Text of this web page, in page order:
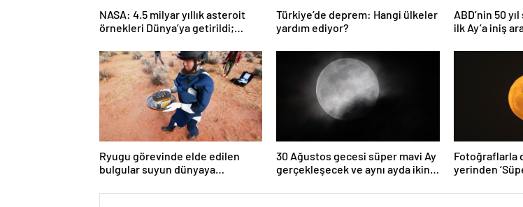
NASA: 4.5 milyar yıllık asteroit
örnekleri Dünya’ya getirildi;
tutabilir
Türkiye’de deprem: Hangi ülkeler
yardım ediyor?
ABD’nin 50
ilk Ay’a iniş
düştü
Ryugu görevinde elde edilen
bulgular suyun dünyaya
olabileceğini gösteriyor
30 Ağustos gecesi süper mavi Ay
gerçekleşecek ve aynı ayda ikinci
Fotoğraflarla
yerinden